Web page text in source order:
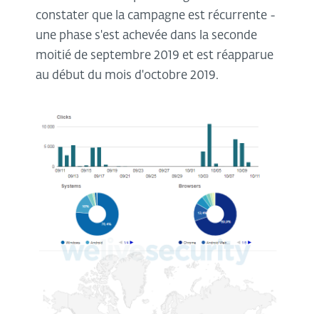
constater que la campagne est récurrente -
une phase s'est achevée dans la seconde
moitié de septembre 2019 et est réapparue
au début du mois d'octobre 2019.